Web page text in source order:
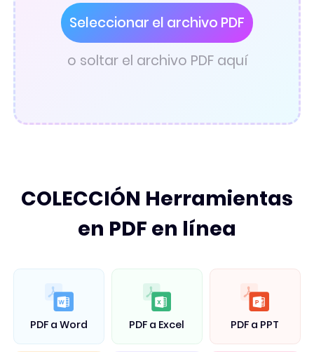
Seleccionar el archivo PDF
o soltar el archivo PDF aquí
COLECCIÓN Herramientas
en PDF en línea
PDF a Word PDF a Excel PDF a PPT